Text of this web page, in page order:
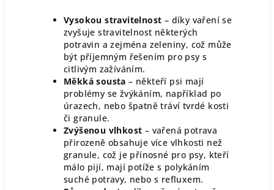
Vysokou stravitelnost – díky vaření se
zvyšuje stravitelnost některých
potravin a zejména zeleniny, což může
být příjemným řešením pro psy s
citlivým zažíváním.
Měkká sousta – někteří psi mají
problémy se žvýkáním, například po
úrazech, nebo špatně tráví tvrdé kosti
či granule.
Zvýšenou vlhkost – vařená potrava
přirozeně obsahuje více vlhkosti než
granule, což je přínosné pro psy, kteří
málo pijí, mají potíže s polykáním
suché potravy, nebo s refluxem.